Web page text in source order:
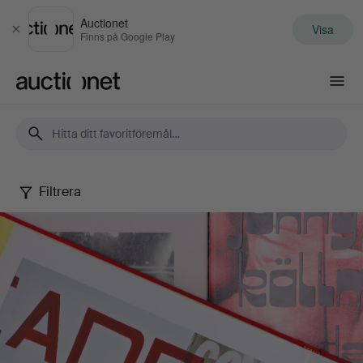
Stäng
Auctionet
Finns på Google Play Visa
Lars
Nilssons
samling
fotografisk
Filtrera